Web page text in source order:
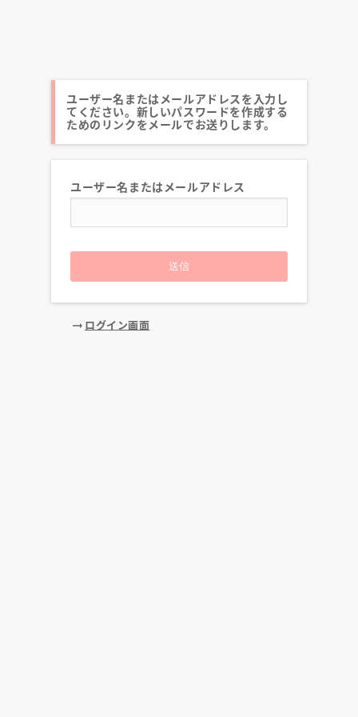
ユーザー名またはメールアドレスを入力し
てください。新しいパスワードを作成する
ためのリンクをメールでお送りします。
ユーザー名またはメールアドレス
送信
arrow_right_alt ログイン画面